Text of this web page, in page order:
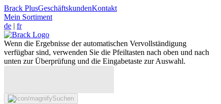
Brack PlusGeschäftskundenKontakt
Mein Sortiment
de | fr
Wenn die Ergebnisse der automatischen Vervollständigung
verfügbar sind, verwenden Sie die Pfeiltasten nach oben und nach
unten zur Überprüfung und die Eingabetaste zur Auswahl.
Suchen